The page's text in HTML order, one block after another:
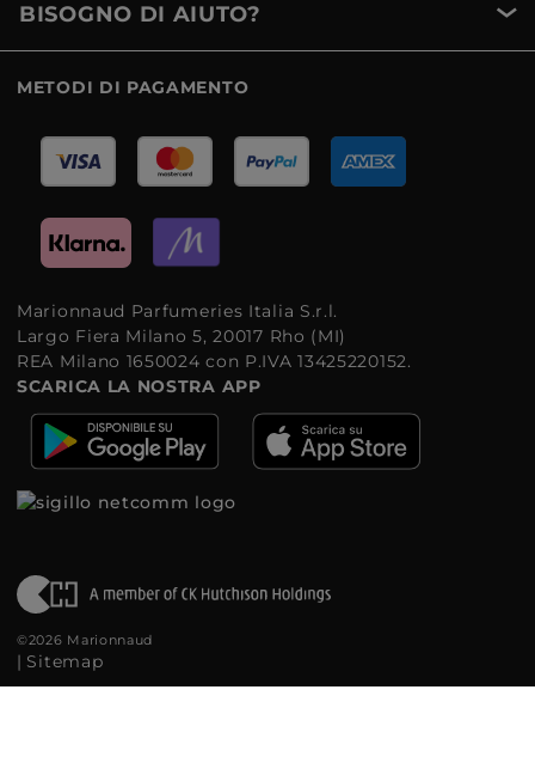
BISOGNO DI AIUTO?
METODI DI PAGAMENTO
Marionnaud Parfumeries Italia S.r.l.
Largo Fiera Milano 5, 20017 Rho (MI)
REA Milano 1650024 con P.IVA 13425220152.
SCARICA LA NOSTRA APP
©2026 Marionnaud
| Sitemap